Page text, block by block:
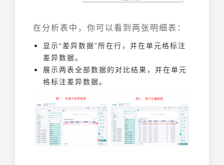
在分析表中，你可以看到两张明细表：
显示“差异数据”所在行，并在单元格标注
差异数据。
展示两表全部数据的对比结果，并在单元
格标注差异数据。